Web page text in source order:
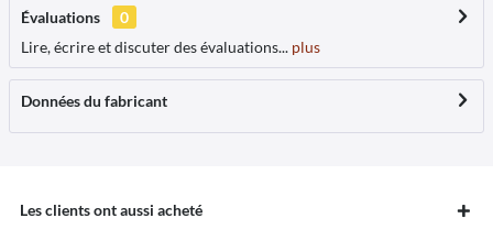
Évaluations
0
Lire, écrire et discuter des évaluations... plus
Données du fabricant
Les clients ont aussi acheté